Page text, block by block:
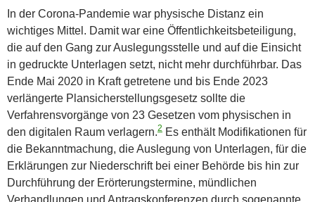
In der Corona-Pandemie war physische Distanz ein
wichtiges Mittel. Damit war eine Öffentlichkeitsbeteiligung,
die auf den Gang zur Auslegungsstelle und auf die Einsicht
in gedruckte Unterlagen setzt, nicht mehr durchführbar. Das
Ende Mai 2020 in Kraft getretene und bis Ende 2023
verlängerte Plansicherstellungsgesetz sollte die
Verfahrensvorgänge von 23 Gesetzen vom physischen in
den digitalen Raum verlagern.2 Es enthält Modifikationen für
die Bekanntmachung, die Auslegung von Unterlagen, für die
Erklärungen zur Niederschrift bei einer Behörde bis hin zur
Durchführung der Erörterungstermine, mündlichen
Verhandlungen und Antragskonferenzen durch sogenannte